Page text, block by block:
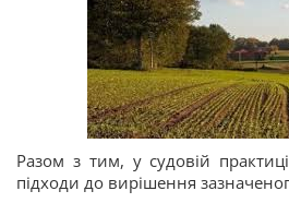
Разом з тим, у судовій
підходи до вирішення